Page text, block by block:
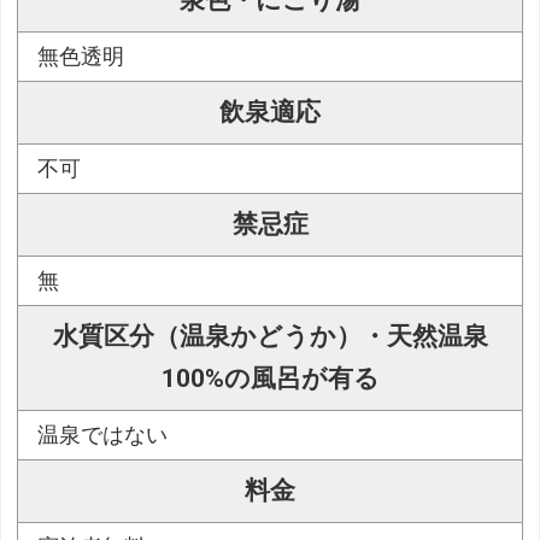
無色透明
飲泉適応
不可
禁忌症
無
水質区分（温泉かどうか）・天然温泉
100%の風呂が有る
温泉ではない
料金